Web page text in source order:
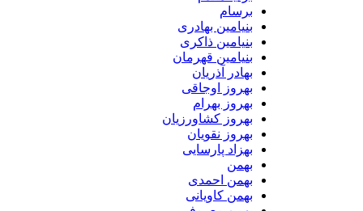
برسام
بنیامین بهادری
بنیامین ذاکری
بنیامین قهرمان
بهادر آذریان
بهروز اوجاقی
بهروز بهرام
بهروز کشاورزیان
بهروز نقویان
بهزاد پارسایی
بهمن
بهمن احمدی
بهمن کاویانی